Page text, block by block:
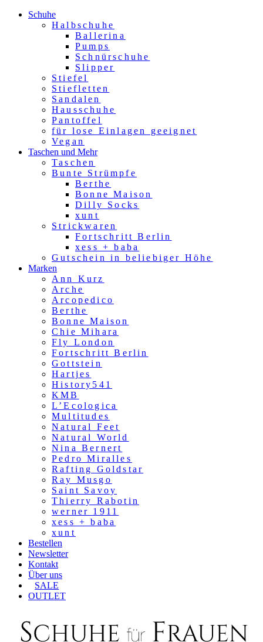
Schuhe
Halbschuhe
Ballerina
Pumps
Schnürschuhe
Slipper
Stiefel
Stiefletten
Sandalen
Hausschuhe
Pantoffel
für lose Einlagen geeignet
Vegan
Taschen und Mehr
Taschen
Bunte Strümpfe
Berthe
Bonne Maison
Dilly Socks
xunt
Strickwaren
Fortschritt Berlin
xess + baba
Gutschein in beliebiger Höhe
Marken
Ann Kurz
Arche
Arcopedico
Berthe
Bonne Maison
Chie Mihara
Fly London
Fortschritt Berlin
Gottstein
Hartjes
History541
KMB
L’Ecologica
Multitudes
Natural Feet
Natural World
Nina Bernert
Pedro Miralles
Rafting Goldstar
Ray Musgo
Saint Savoy
Thierry Rabotin
werner 1911
xess + baba
xunt
Bestellen
Newsletter
Kontakt
Über uns
SALE
OUTLET
SCHUHE FÜR FRAUEN